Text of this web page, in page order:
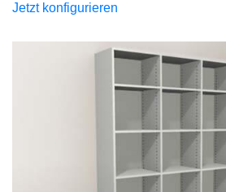
Jetzt konfigurieren